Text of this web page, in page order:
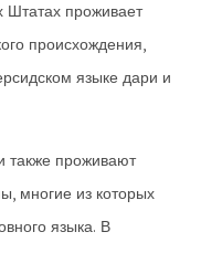
проживает
происхождения,
языке дари и
также проживают
многие из которых
языка. В